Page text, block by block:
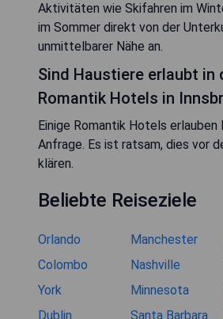
Aktivitäten wie Skifahren im
im Sommer direkt von der
unmittelbarer Nähe an.
Sind Haustiere erlaubt in
Romantik Hotels in
Einige Romantik Hotels erlauben
Anfrage. Es ist ratsam, dies vor
klären.
Beliebte Reiseziele
Orlando Manchester
Colombo
Nashville
York
Minnesota
Dublin
Santa Barbara